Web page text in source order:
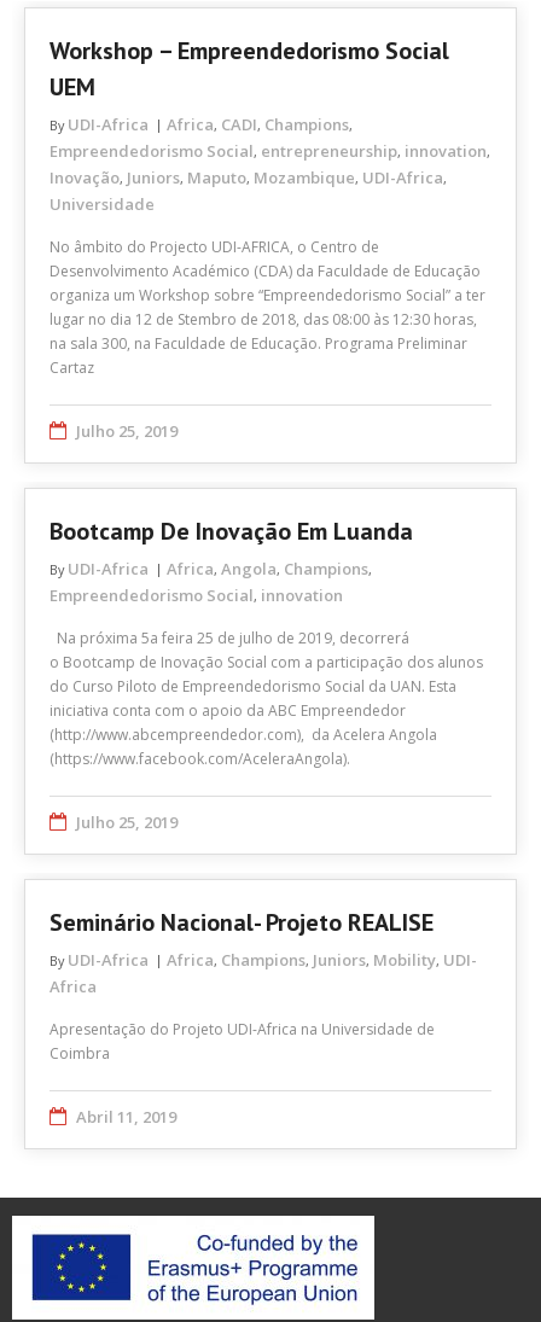
Workshop – Empreendedorismo Social
UEM
By UDI-Africa Africa, CADI, Champions,
Empreendedorismo Social, entrepreneurship, innovation,
Inovação, Juniors, Maputo, Mozambique, UDI-Africa,
Universidade
No âmbito do Projecto UDI-AFRICA, o Centro de
Desenvolvimento Académico (CDA) da Faculdade de Educação
organiza um Workshop sobre “Empreendedorismo Social” a ter
lugar no dia 12 de Stembro de 2018, das 08:00 às 12:30 horas,
na sala 300, na Faculdade de Educação. Programa Preliminar
Cartaz
Julho 25, 2019
Bootcamp De Inovação Em Luanda
By UDI-Africa Africa, Angola, Champions,
Empreendedorismo Social, innovation
Na próxima 5a feira 25 de julho de 2019, decorrerá
o Bootcamp de Inovação Social com a participação dos alunos
do Curso Piloto de Empreendedorismo Social da UAN. Esta
iniciativa conta com o apoio da ABC Empreendedor
(http://www.abcempreendedor.com), da Acelera Angola
(https://www.facebook.com/AceleraAngola).
Julho 25, 2019
Seminário Nacional- Projeto REALISE
By UDI-Africa Africa, Champions, Juniors, Mobility, UDI-
Africa
Apresentação do Projeto UDI-Africa na Universidade de
Coimbra
Abril 11, 2019